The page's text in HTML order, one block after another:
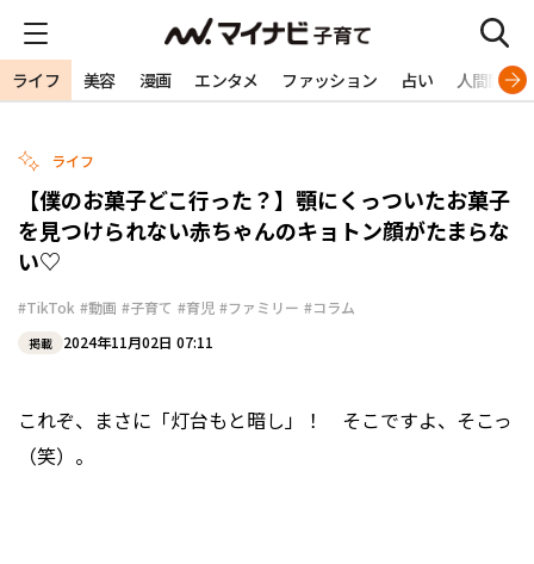
ライフ 美容 漫画 エンタメ ファッション 占い 人間関係
ライフ
【僕のお菓子どこ行った？】顎にくっついたお菓子
を見つけられない赤ちゃんのキョトン顔がたまらな
い♡
#TikTok #動画 #子育て #育児 #ファミリー #コラム
掲載 2024年11月02日 07:11
これぞ、まさに「灯台もと暗し」！ そこですよ、そこっ
（笑）。